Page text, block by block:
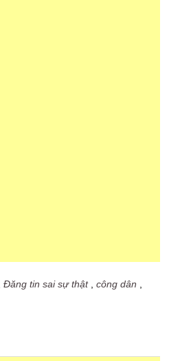
,Đăng tin sai sự thật,công dân